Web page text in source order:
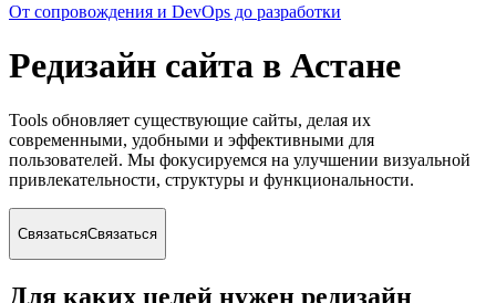
От сопровождения и DevOps до разработки
Редизайн сайта в Астане
Tools обновляет существующие сайты, делая их
современными, удобными и эффективными для
пользователей. Мы фокусируемся на улучшении визуальной
привлекательности, структуры и функциональности.
СвязатьсяСвязаться
Для каких целей нужен редизайн